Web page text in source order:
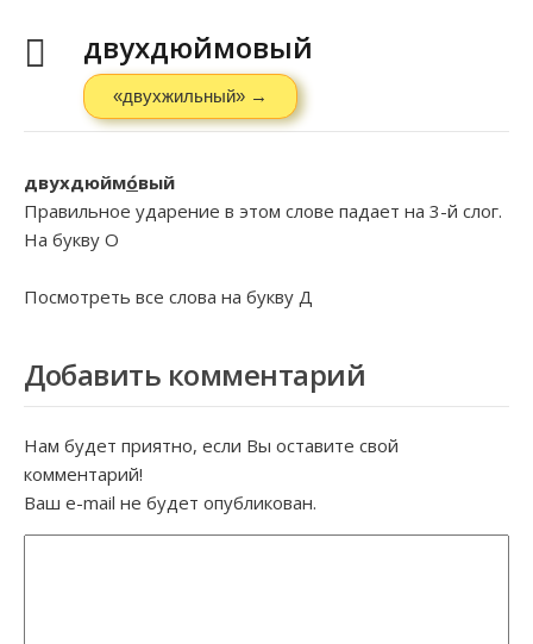
двухдюймовый
«двухжильный» →
двухдюймо́вый
Правильное ударение в этом слове падает на 3-й слог.
На букву О
Посмотреть все слова на букву Д
Добавить комментарий
Нам будет приятно, если Вы оставите свой
комментарий!
Ваш e-mail не будет опубликован.